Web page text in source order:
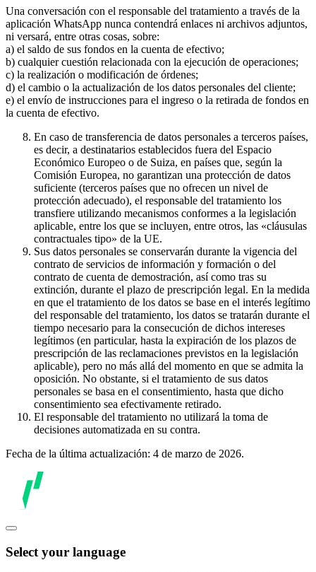
Una conversación con el responsable del tratamiento a través de la
aplicación WhatsApp nunca contendrá enlaces ni archivos adjuntos,
ni versará, entre otras cosas, sobre:
a) el saldo de sus fondos en la cuenta de efectivo;
b) cualquier cuestión relacionada con la ejecución de operaciones;
c) la realización o modificación de órdenes;
d) el cambio o la actualización de los datos personales del cliente;
e) el envío de instrucciones para el ingreso o la retirada de fondos en
la cuenta de efectivo.
En caso de transferencia de datos personales a terceros países,
es decir, a destinatarios establecidos fuera del Espacio
Económico Europeo o de Suiza, en países que, según la
Comisión Europea, no garantizan una protección de datos
suficiente (terceros países que no ofrecen un nivel de
protección adecuado), el responsable del tratamiento los
transfiere utilizando mecanismos conformes a la legislación
aplicable, entre los que se incluyen, entre otros, las «cláusulas
contractuales tipo» de la UE.
Sus datos personales se conservarán durante la vigencia del
contrato de servicios de información y formación o del
contrato de cuenta de demostración, así como tras su
extinción, durante el plazo de prescripción legal. En la medida
en que el tratamiento de los datos se base en el interés legítimo
del responsable del tratamiento, los datos se tratarán durante el
tiempo necesario para la consecución de dichos intereses
legítimos (en particular, hasta la expiración de los plazos de
prescripción de las reclamaciones previstos en la legislación
aplicable), pero no más allá del momento en que se admita la
oposición. No obstante, si el tratamiento de sus datos
personales se basa en el consentimiento, hasta que dicho
consentimiento sea efectivamente retirado.
El responsable del tratamiento no utilizará la toma de
decisiones automatizada en su contra.
Fecha de la última actualización: 4 de marzo de 2026.
Select your language